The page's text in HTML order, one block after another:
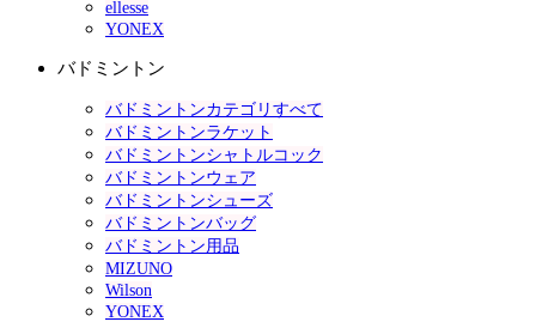
ellesse
YONEX
バドミントン
バドミントンカテゴリすべて
バドミントンラケット
バドミントンシャトルコック
バドミントンウェア
バドミントンシューズ
バドミントンバッグ
バドミントン用品
MIZUNO
Wilson
YONEX